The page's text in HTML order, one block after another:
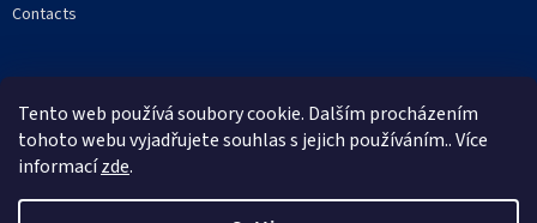
Tento web používá soubory cookie. Dalším procházením
tohoto webu vyjadřujete souhlas s jejich používáním.. Více
informacízde.
Contacts
Facebook